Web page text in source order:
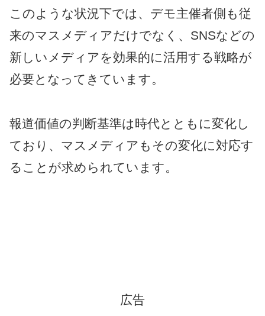
このような状況下では、デモ主催者側も従
来のマスメディアだけでなく、SNSなどの
新しいメディアを効果的に活用する戦略が
必要となってきています。
報道価値の判断基準は時代とともに変化し
ており、マスメディアもその変化に対応す
ることが求められています。
広告